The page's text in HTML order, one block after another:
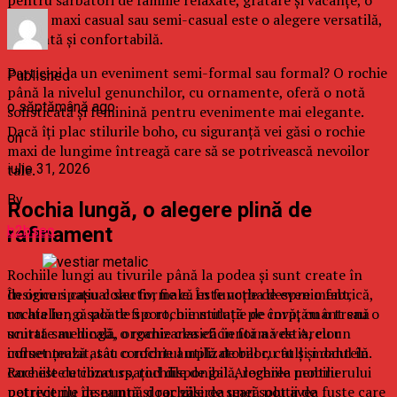
rochie maxi casual sau semi-casual este o alegere versatilă,
elegantă și confortabilă.
Participi la un eveniment semi-formal sau formal? O rochie
până la nivelul genunchilor, cu ornamente, oferă o notă
sofisticată și feminină pentru evenimente mai elegante.
Dacă îți plac stilurile boho, cu siguranță vei găsi o rochie
maxi de lungime întreagă care să se potrivească nevoilor
tale.
Rochia lungă, o alegere plină de
rafinament
Rochiile lungi au tivurile până la podea și sunt create în
designuri casual sau formale. În funcție de eveniment,
rochia lungă poate fi o rochie mulată pe corp, cu o trenă
scurtă sau lungă, o rochie clasică în formă de A, cu un
corset mulat, sau o rochie amplă de bal cu tull și dantelă.
Rochiile de concurs, rochiile de gală, rochiile pentru
petrecerile de nuntă și rochiile de seară pot avea fuste care
Published
o săptămână ago
on
iulie 31, 2026
By
b2bseo
În orice spațiu colectiv, fie că este vorba despre o fabrică,
un atelier, o sală de sport, o instituție de învățământ sau o
unitate medicală, organizarea eficientă a vestiarelor
influențează atât confortul utilizatorilor, cât și modul în
care este utilizat spațiul disponibil. Alegerea mobilierului
potrivit nu înseamnă doar găsirea unei soluții de